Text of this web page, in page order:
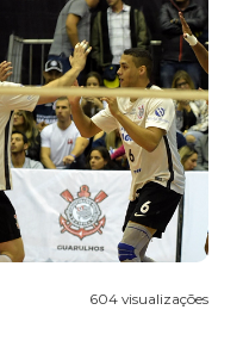
604 visualizações